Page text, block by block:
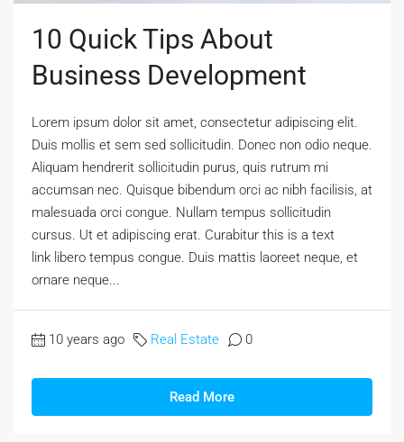
10 Quick Tips About
Business Development
Lorem ipsum dolor sit amet, consectetur adipiscing elit.
Duis mollis et sem sed sollicitudin. Donec non odio neque.
Aliquam hendrerit sollicitudin purus, quis rutrum mi
accumsan nec. Quisque bibendum orci ac nibh facilisis, at
malesuada orci congue. Nullam tempus sollicitudin
cursus. Ut et adipiscing erat. Curabitur this is a text
link libero tempus congue. Duis mattis laoreet neque, et
ornare neque...
10 years ago Real Estate 0
Read More